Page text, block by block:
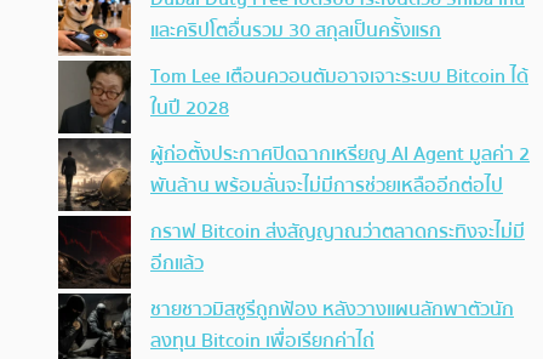
และคริปโตอื่นรวม 30 สกุลเป็นครั้งแรก
Tom Lee เตือนควอนตัมอาจเจาะระบบ Bitcoin ได้
ในปี 2028
ผู้ก่อตั้งประกาศปิดฉากเหรียญ AI Agent มูลค่า 2
พันล้าน พร้อมลั่นจะไม่มีการช่วยเหลืออีกต่อไป
กราฟ Bitcoin ส่งสัญญาณว่าตลาดกระทิงจะไม่มี
อีกแล้ว
ชายชาวมิสซูรีถูกฟ้อง หลังวางแผนลักพาตัวนัก
ลงทุน Bitcoin เพื่อเรียกค่าไถ่